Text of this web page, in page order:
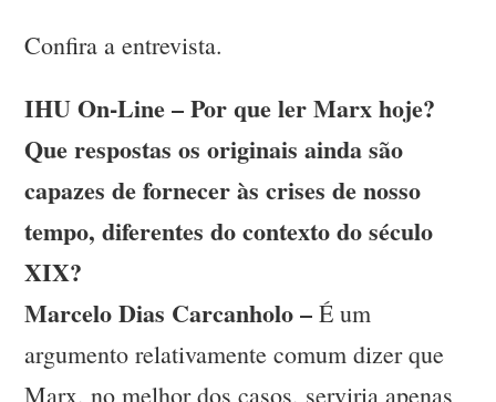
Confira a entrevista.
IHU On-Line – Por que ler Marx hoje?
Que respostas os originais ainda são
capazes de fornecer às crises de nosso
tempo, diferentes do contexto do século
XIX?
Marcelo Dias Carcanholo – É um
argumento relativamente comum dizer que
Marx, no melhor dos casos, serviria apenas